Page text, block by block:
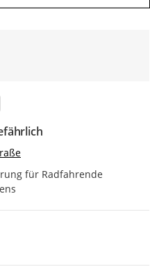
für Radfahrende